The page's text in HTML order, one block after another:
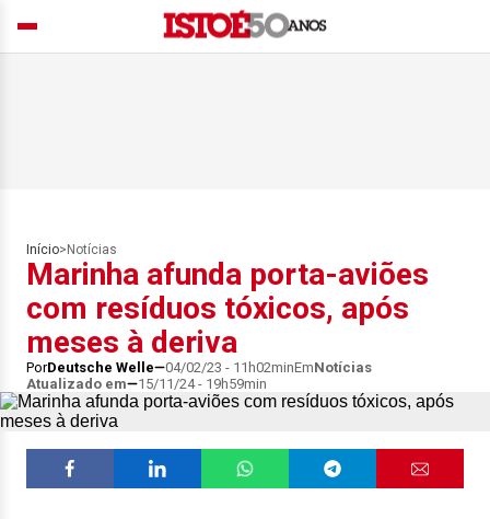
Início> Notícias
Marinha afunda porta-aviões
com resíduos tóxicos, após
meses à deriva
PorDeutsche Welle 04/02/23 - 11h02minEmNotícias
Atualizado em
15/11/24 - 19h59min